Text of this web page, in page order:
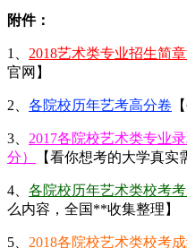
附件：
1、 2018艺术类专业招生简
官网】
2、 各院校历年艺考高分卷
3、 2017各院校艺术类专业
分）
【看你想考的大学真实
4、 各院校历年艺术类校考
么内容，全国**收集整理】
5、 2018各院校艺术类校考